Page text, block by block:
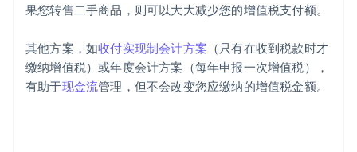
果您转售二手商品，则可以大大减少您的增值税支付额。
其他方案，如收付实现制会计方案 （只有在收到税款时才
缴纳增值税）或年度会计方案（每年申报一次增值税），
有助于现金流管理，但不会改变您应缴纳的增值税金额。